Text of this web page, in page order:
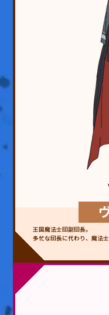
王国魔法士団副団長。
多忙な団長に代わり、魔法